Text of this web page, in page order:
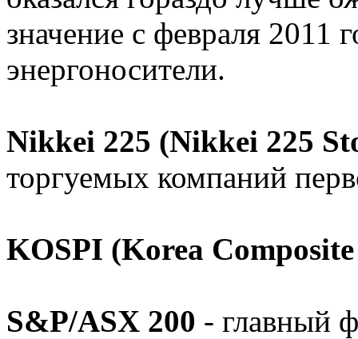
значение с февраля 2011
энергоносители.
Nikkei 225 (Nikkei 225
торгуемых компаний
KOSPI (Korea
S&P/ASX 200 - главный